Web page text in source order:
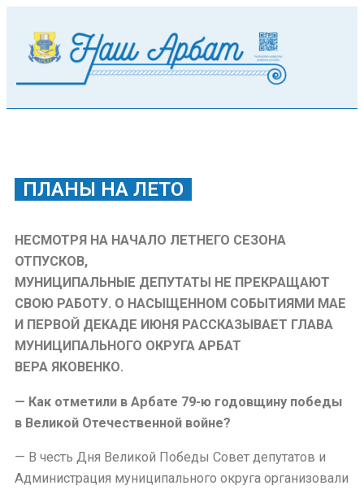
ПЛАНЫ НА ЛЕТО
НЕСМОТРЯ НА НАЧАЛО ЛЕТНЕГО СЕЗОНА
ОТПУСКОВ,
МУНИЦИПАЛЬНЫЕ ДЕПУТАТЫ НЕ ПРЕКРАЩАЮТ
СВОЮ РАБОТУ. О НАСЫЩЕННОМ СОБЫТИЯМИ МАЕ
И ПЕРВОЙ ДЕКАДЕ ИЮНЯ РАССКАЗЫВАЕТ ГЛАВА
МУНИЦИПАЛЬНОГО ОКРУГА АРБАТ
ВЕРА ЯКОВЕНКО.
— Как отметили в Арбате 79-ю годовщину победы
в Великой Отечественной войне?
— В честь Дня Великой Победы Совет депутатов и
Администрация муниципального округа организовали